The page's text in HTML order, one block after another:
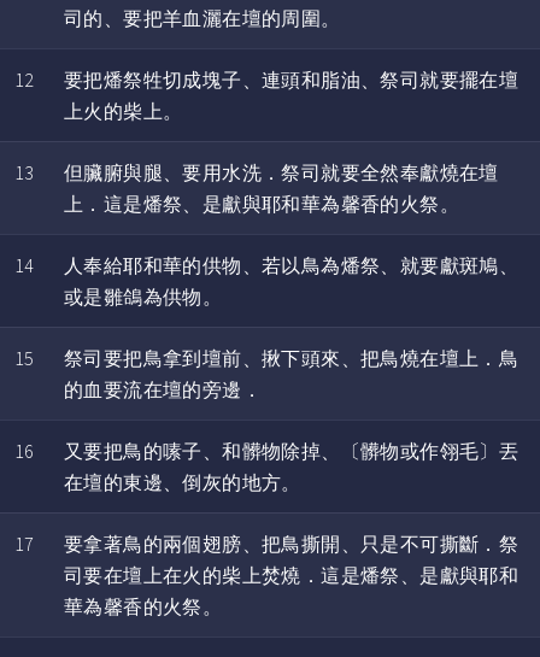
司的、要把羊血灑在壇的周圍。
12
要把燔祭牲切成塊子、連頭和脂油、祭司就要擺在壇
上火的柴上。
13
但臟腑與腿、要用水洗．祭司就要全然奉獻燒在壇
上．這是燔祭、是獻與耶和華為馨香的火祭。
14
人奉給耶和華的供物、若以鳥為燔祭、就要獻斑鳩、
或是雛鴿為供物。
15
祭司要把鳥拿到壇前、揪下頭來、把鳥燒在壇上．鳥
的血要流在壇的旁邊．
16
又要把鳥的嗉子、和髒物除掉、〔髒物或作翎毛〕丟
在壇的東邊、倒灰的地方。
17
要拿著鳥的兩個翅膀、把鳥撕開、只是不可撕斷．祭
司要在壇上在火的柴上焚燒．這是燔祭、是獻與耶和
華為馨香的火祭。